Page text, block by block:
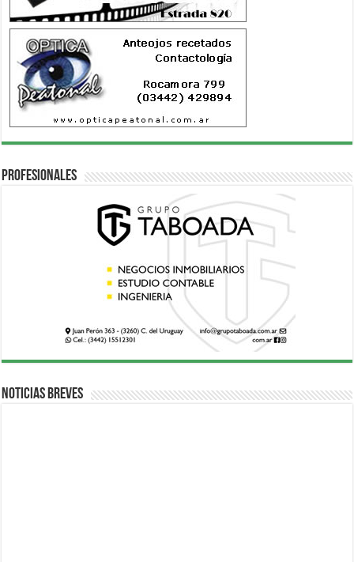
Profesionales
Noticias breves